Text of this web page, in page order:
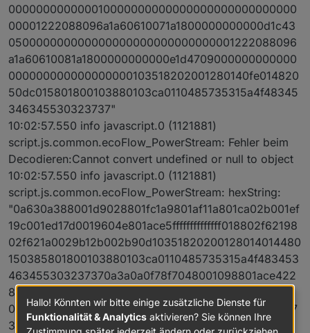
000000000000010000000000000000000000000000
00001222088096a1a60610071a1800000000000d1c43
050000000000000000000000000000001222088096
a1a60610081a1800000000000e1d4709000000000000
000000000000000000103518202001280140fe014820
50dc015801800103880103ca0110485735315a4f48345
346345530323737"
10:02:57.550 info javascript.0 (1121881)
script.js.common.ecoFlow_PowerStream: Fehler beim
Decodieren:Cannot convert undefined or null to object
10:02:57.550 info javascript.0 (1121881)
script.js.common.ecoFlow_PowerStream: hexString:
"0a630a388001d9028801fc1a9801af11a801ca02b001ef
19c001ed17d0019604e801ace5ffffffffffffff018802f62198
02f621a0029b12b002b90d10351820200128014014480
150385801800103880103ca0110485735315a4f483453
463455303237370a3a0a0f78f7048001098801ace422
8002b462103518202001280140144804500f58018001
03880103ca0110485735315a4f483453463455303237
37"
Hallo! Könnten wir bitte einige zusätzliche Dienste für
Funktionalität & Analytics aktivieren? Sie können Ihre